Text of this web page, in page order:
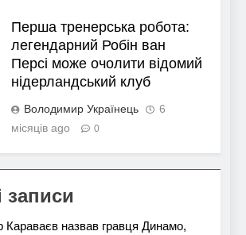
Перша тренерська робота:
легендарний Робін ван
Персі може очолити відомий
нідерландський клуб
Володимир Українець
6
місяців ago
0
записи
Караваєв назвав гравця Динамо,